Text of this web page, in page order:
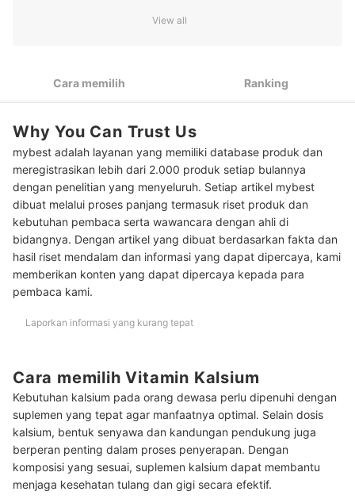
atau calcium carbonate
Apa ciri-ciri orang kekurangan kalsium?
Baca juga rekomendasi suplemen penunjang tulang lainnya di sini
View all
Cara memilih Ranking
Why You Can Trust Us
mybest adalah layanan yang memiliki database produk dan
meregistrasikan lebih dari 2.000 produk setiap bulannya
dengan penelitian yang menyeluruh. Setiap artikel mybest
dibuat melalui proses panjang termasuk riset produk dan
kebutuhan pembaca serta wawancara dengan ahli di
bidangnya. Dengan artikel yang dibuat berdasarkan fakta dan
hasil riset mendalam dan informasi yang dapat dipercaya, kami
memberikan konten yang dapat dipercaya kepada para
pembaca kami.
Laporkan informasi yang kurang tepat
Cara memilih Vitamin Kalsium
Kebutuhan kalsium pada orang dewasa perlu dipenuhi dengan
suplemen yang tepat agar manfaatnya optimal. Selain dosis
kalsium, bentuk senyawa dan kandungan pendukung juga
berperan penting dalam proses penyerapan. Dengan
komposisi yang sesuai, suplemen kalsium dapat membantu
menjaga kesehatan tulang dan gigi secara efektif.